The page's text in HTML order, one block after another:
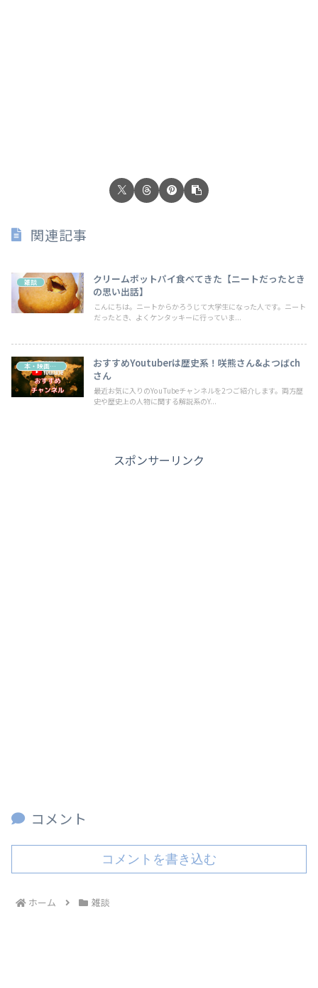
関連記事
雑談
クリームポットパイ食べてきた【ニートだったとき
の思い出話】
こんにちは。ニートからかろうじて大学生になった人です。ニート
だったとき、よくケンタッキーに行っていま...
本・映画・動画
おすすめYoutuberは歴史系！咲熊さん&よつばch
さん
最近お気に入りのYouTubeチャンネルを2つご紹介します。両方歴
史や歴史上の人物に関する解説系のY...
スポンサーリンク
コメント
コメントを書き込む
ホーム 雑談